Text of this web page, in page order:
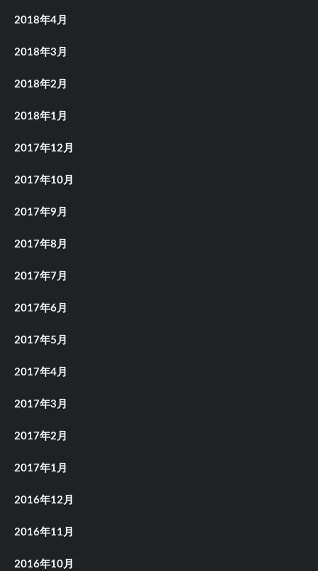
2018年4月
2018年3月
2018年2月
2018年1月
2017年12月
2017年10月
2017年9月
2017年8月
2017年7月
2017年6月
2017年5月
2017年4月
2017年3月
2017年2月
2017年1月
2016年12月
2016年11月
2016年10月